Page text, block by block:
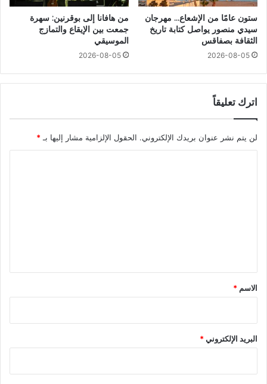
ستون عامًا من الإشعاع… مهرجان
سيدي منصور يواصل كتابة تاريخ
الثقافة بصفاقس
2026-08-05
من هافانا إلى بوقرنين: سهرة
جمعت بين الإيقاع والتمازج
الموسيقي
2026-08-05
اترك تعليقاً
لن يتم نشر عنوان بريدك الإلكتروني. الحقول الإلزامية مشار إليها بـ*
*
الاسم *
البريد الإلكتروني*